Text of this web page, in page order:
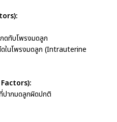
กดทับโพรงมดลูก
ในโพรงมดลูก (Intrauterine
ปากมดลูกผิดปกติ